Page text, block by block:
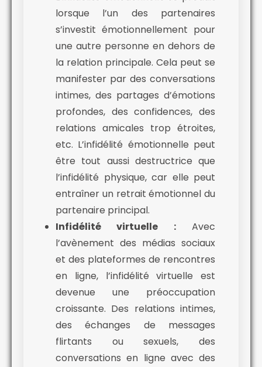
lorsque l’un des partenaires
s’investit émotionnellement pour
une autre personne en dehors de
la relation principale. Cela peut se
manifester par des conversations
intimes, des partages d’émotions
profondes, des confidences, des
relations amicales trop étroites,
etc. L’infidélité émotionnelle peut
être tout aussi destructrice que
l’infidélité physique, car elle peut
entraîner un retrait émotionnel du
partenaire principal.
Infidélité virtuelle :Avec
l’avènement des médias sociaux
et des plateformes de rencontres
en ligne, l’infidélité virtuelle est
devenue une préoccupation
croissante. Des relations intimes,
des échanges de messages
flirtants ou sexuels, des
conversations en ligne avec des